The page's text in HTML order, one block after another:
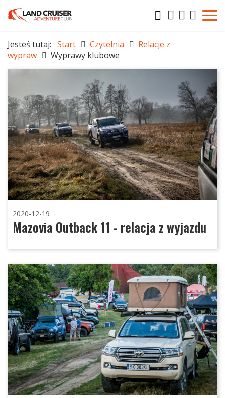
Jesteś tutaj: Start Czytelnia
Relacje z
wypraw
Wyprawy klubowe
2020-12-19
Mazovia Outback 11 - relacja z wyjazdu